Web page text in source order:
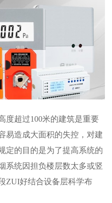
度超过100米的建筑是重要
易造成大面积的失控，对建
定的目的是为了提高系统的
系统因担负楼层数太多或竖
ZUI好结合设备层科学布